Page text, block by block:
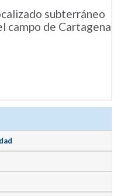
subterráneo
campo de Cartagena